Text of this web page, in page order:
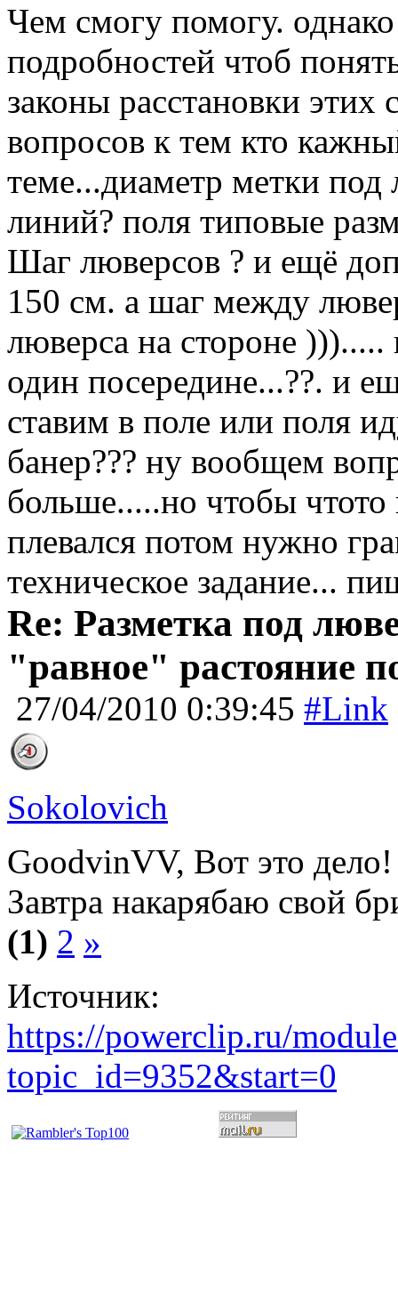
Чем смогу помогу.
подробностей чтоб
законы расстановки
вопросов к тем кто
теме...диаметр метки под
линий? поля типовые
Шаг люверсов ? и ещё
150 см. а шаг между
люверса на стороне
один посередине...??. и
ставим в поле или поля
банер??? ну вообщем
больше.....но чтобы чтото
плевался потом нужно
техническое задание...
Re: Разметка под
"равное" растояние
27/04/2010 0:39:45 #Link
Sokolovich
GoodvinVV, Вот это
Завтра накарябаю свой
(1) 2 »
Источник:
https://powerclip.ru/
topic_id=9352&start=0